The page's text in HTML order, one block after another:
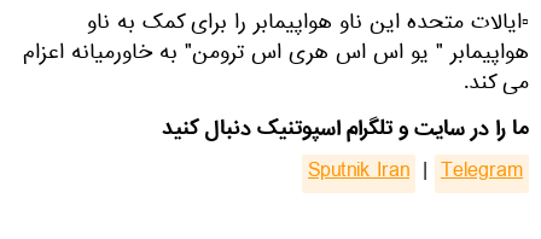
▫ایالات متحده این ناو هواپیمابر را برای کمک به ناو
هواپیمابر " یو اس اس هری اس ترومن" به خاورمیانه اعزام
می کند.
ما را در سایت و تلگرام اسپوتنیک دنبال کنید
Sputnik Iran | Telegram